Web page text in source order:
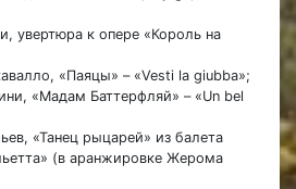
увертюра к опере «Король на
«Паяцы» – «Vesti la giubba»;
«Мадам Баттерфляй» – «Un bel
«Танец рыцарей» из балета
(в аранжировке Жерома